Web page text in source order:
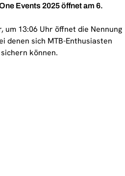
Events 2025 öffnet am 6.
um 13:06 Uhr öffnet die Nennung
denen sich MTB-Enthusiasten
können.